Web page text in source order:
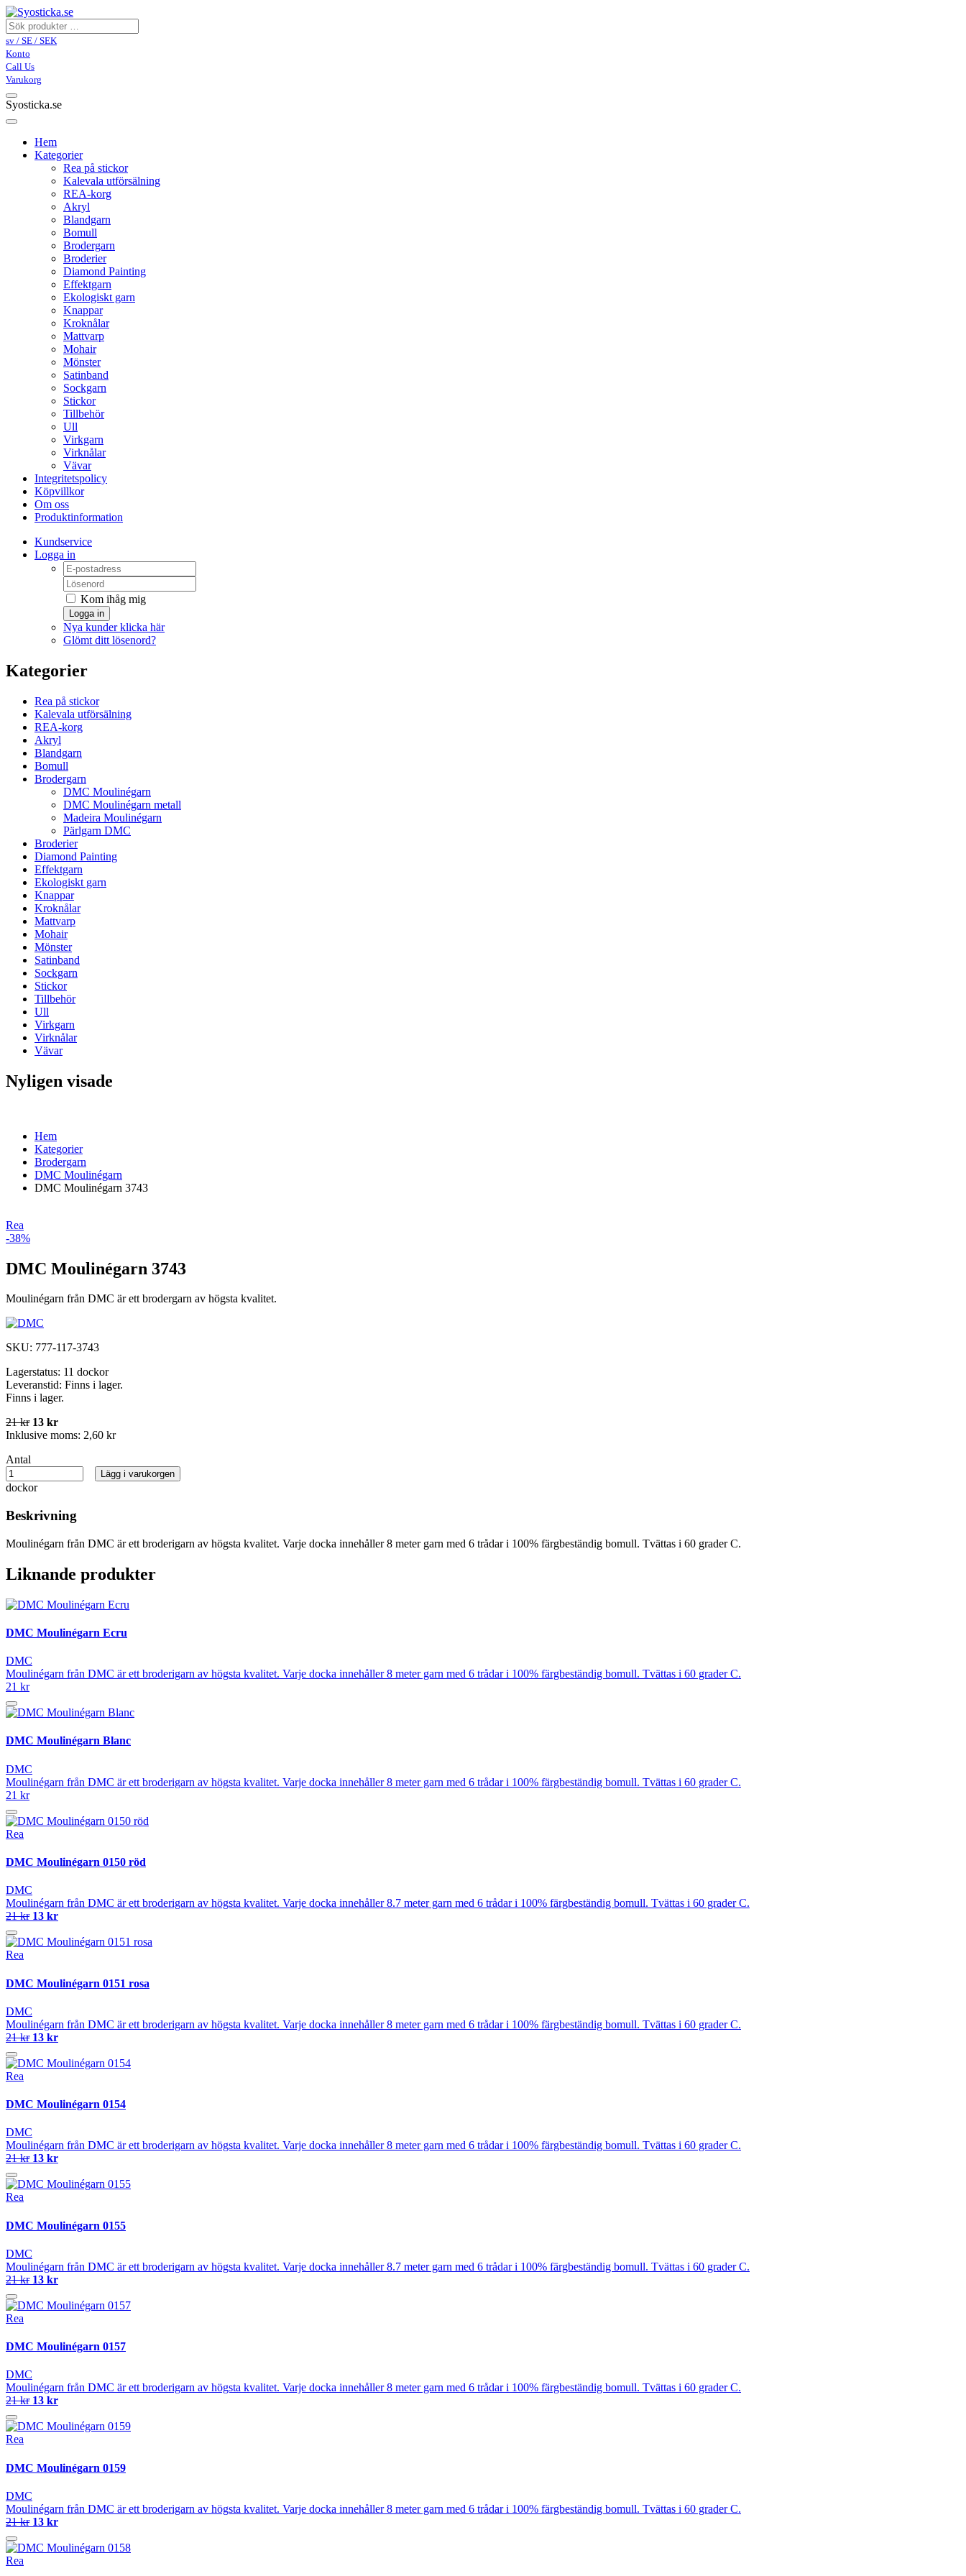
sv / SE / SEK
Konto
Call Us
Varukorg
Syosticka.se
Hem
Kategorier
Rea på stickor
Kalevala utförsälning
REA-korg
Akryl
Blandgarn
Bomull
Brodergarn
Broderier
Diamond Painting
Effektgarn
Ekologiskt garn
Knappar
Kroknålar
Mattvarp
Mohair
Mönster
Satinband
Sockgarn
Stickor
Tillbehör
Ull
Virkgarn
Virknålar
Vävar
Integritetspolicy
Köpvillkor
Om oss
Produktinformation
Kundservice
Logga in
Kom ihåg mig
Logga in
Nya kunder klicka här
Glömt ditt lösenord?
Kategorier
Rea på stickor
Kalevala utförsälning
REA-korg
Akryl
Blandgarn
Bomull
Brodergarn
DMC Moulinégarn
DMC Moulinégarn metall
Madeira Moulinégarn
Pärlgarn DMC
Broderier
Diamond Painting
Effektgarn
Ekologiskt garn
Knappar
Kroknålar
Mattvarp
Mohair
Mönster
Satinband
Sockgarn
Stickor
Tillbehör
Ull
Virkgarn
Virknålar
Vävar
Nyligen visade
Hem
Kategorier
Brodergarn
DMC Moulinégarn
DMC Moulinégarn 3743
Rea
-38%
DMC Moulinégarn 3743
Moulinégarn från DMC är ett brodergarn av högsta kvalitet.
SKU: 777-117-3743
Lagerstatus: 11 dockor
Leveranstid: Finns i lager.
Finns i lager.
21 kr 13 kr
Inklusive moms: 2,60 kr
Antal
dockor
Lägg i varukorgen
Beskrivning
Moulinégarn från DMC är ett broderigarn av högsta kvalitet. Varje docka innehåller 8 meter garn med 6 trådar i 100% färgbeständig bomull. Tvättas i 60 grader C.
Liknande produkter
DMC Moulinégarn Ecru
DMC
Moulinégarn från DMC är ett broderigarn av högsta kvalitet. Varje docka innehåller 8 meter garn med 6 trådar i 100% färgbeständig bomull. Tvättas i 60 grader C.
21 kr
DMC Moulinégarn Blanc
DMC
Moulinégarn från DMC är ett broderigarn av högsta kvalitet. Varje docka innehåller 8 meter garn med 6 trådar i 100% färgbeständig bomull. Tvättas i 60 grader C.
21 kr
Rea
DMC Moulinégarn 0150 röd
DMC
Moulinégarn från DMC är ett broderigarn av högsta kvalitet. Varje docka innehåller 8.7 meter garn med 6 trådar i 100% färgbeständig bomull. Tvättas i 60 grader C.
21 kr 13 kr
Rea
DMC Moulinégarn 0151 rosa
DMC
Moulinégarn från DMC är ett broderigarn av högsta kvalitet. Varje docka innehåller 8 meter garn med 6 trådar i 100% färgbeständig bomull. Tvättas i 60 grader C.
21 kr 13 kr
Rea
DMC Moulinégarn 0154
DMC
Moulinégarn från DMC är ett broderigarn av högsta kvalitet. Varje docka innehåller 8 meter garn med 6 trådar i 100% färgbeständig bomull. Tvättas i 60 grader C.
21 kr 13 kr
Rea
DMC Moulinégarn 0155
DMC
Moulinégarn från DMC är ett broderigarn av högsta kvalitet. Varje docka innehåller 8.7 meter garn med 6 trådar i 100% färgbeständig bomull. Tvättas i 60 grader C.
21 kr 13 kr
Rea
DMC Moulinégarn 0157
DMC
Moulinégarn från DMC är ett broderigarn av högsta kvalitet. Varje docka innehåller 8 meter garn med 6 trådar i 100% färgbeständig bomull. Tvättas i 60 grader C.
21 kr 13 kr
Rea
DMC Moulinégarn 0159
DMC
Moulinégarn från DMC är ett broderigarn av högsta kvalitet. Varje docka innehåller 8 meter garn med 6 trådar i 100% färgbeständig bomull. Tvättas i 60 grader C.
21 kr 13 kr
Rea